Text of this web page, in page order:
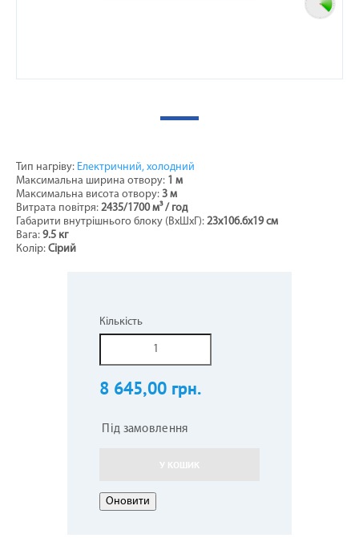
Тип нагріву: Електричний, холодний
Максимальна ширина отвору: 1 м
Максимальна висота отвору: 3 м
Витрата повітря: 2435/1700м³ / год
Габарити внутрішнього блоку (ВхШхГ): 23х106.6х19 см
Вага: 9.5 кг
Колір: Сірий
Кількість
8 645,00 грн.
Під замовлення
У КОШИК